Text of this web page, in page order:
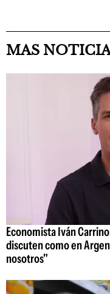
MAS
Economista Iván
discuten como en
nosotros"